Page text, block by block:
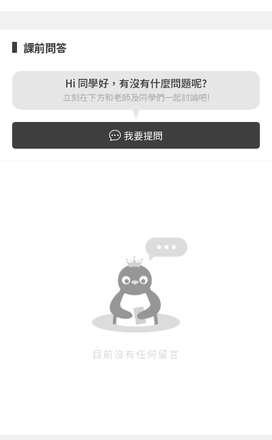
登入
註冊
按下註冊即代表你同意我們的使用者條款
課前問答
Hi 同學好，有沒有什麼問題呢?
立刻在下方和老師及同學們一起討論吧!
我要提問
目前沒有任何留言